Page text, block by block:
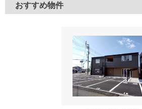
おすすめ物件